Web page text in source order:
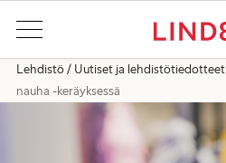
Lehdistö Uutiset ja lehdistötiedotteet
nauha -keräyksessä